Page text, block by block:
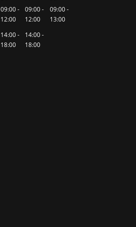
09:00 -
12:00
09:00 -
12:00
09:00 -
13:00
14:00 -
18:00
14:00 -
18:00